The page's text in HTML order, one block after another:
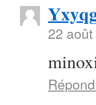
22